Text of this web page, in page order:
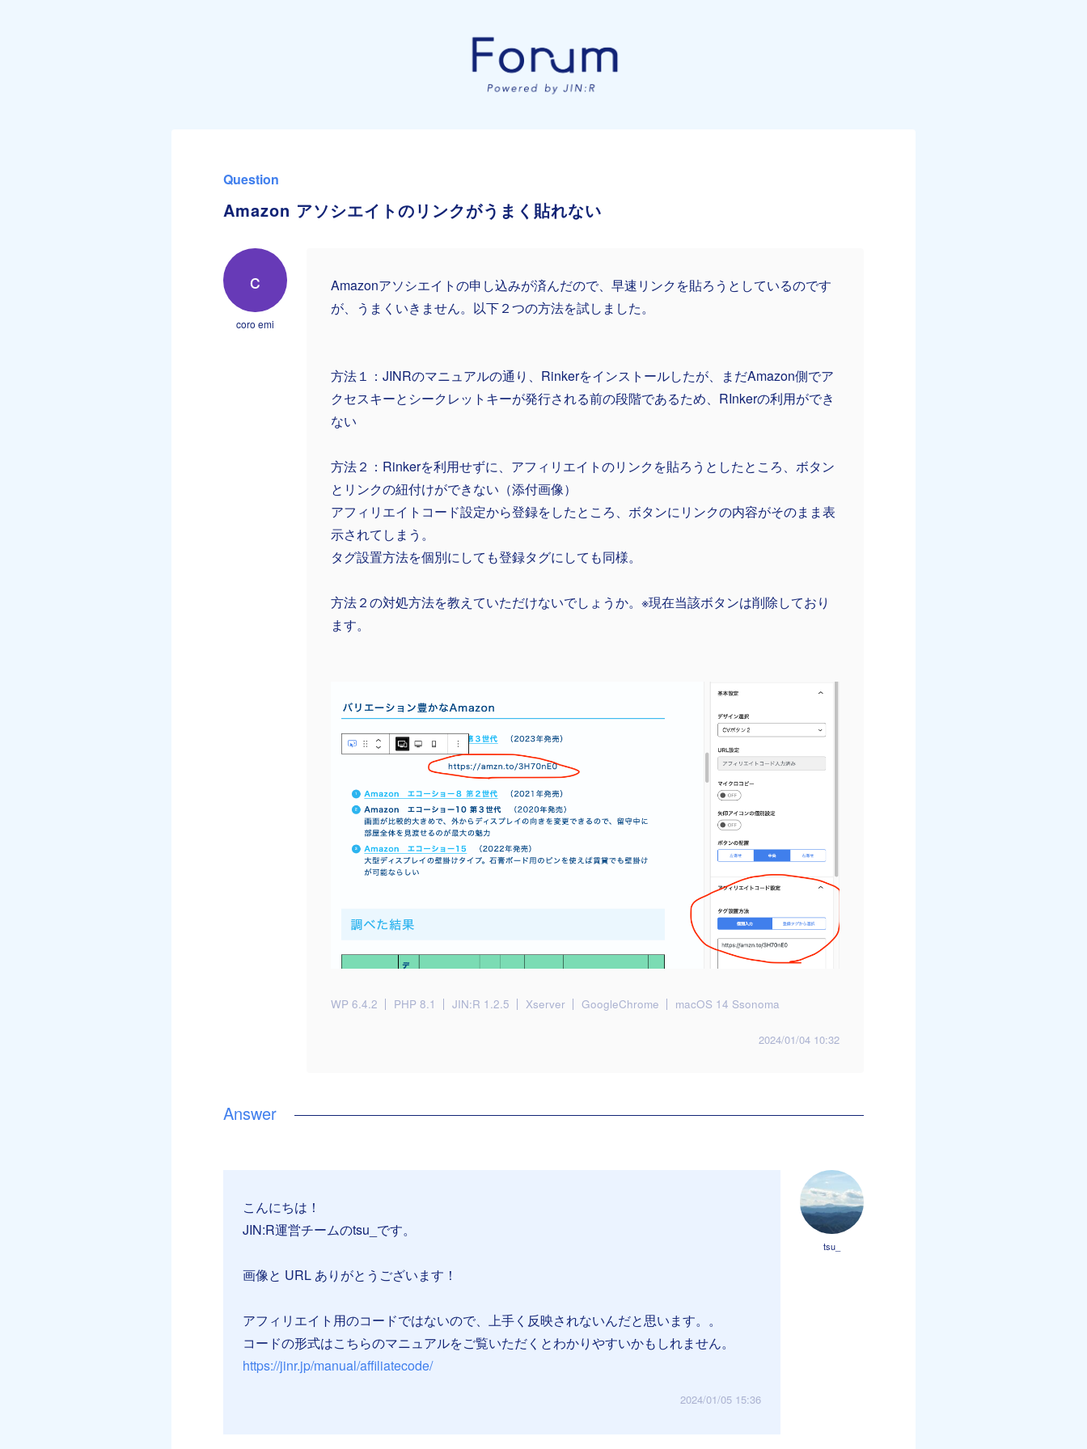
Question
Amazon アソシエイトのリンクがうまく貼れない
c
coro emi
Amazonアソシエイトの申し込みが済んだので、早速リンクを貼ろうとしているのです
が、うまくいきません。以下２つの方法を試しました。
方法１：JINRのマニュアルの通り、Rinkerをインストールしたが、まだAmazon側でア
クセスキーとシークレットキーが発行される前の段階であるため、RInkerの利用ができ
ない
方法２：Rinkerを利用せずに、アフィリエイトのリンクを貼ろうとしたところ、ボタン
とリンクの紐付けができない（添付画像）
アフィリエイトコード設定から登録をしたところ、ボタンにリンクの内容がそのまま表
示されてしまう。
タグ設置方法を個別にしても登録タグにしても同様。
方法２の対処方法を教えていただけないでしょうか。※現在当該ボタンは削除しており
ます。
WP 6.4.2 PHP 8.1 JIN:R 1.2.5 Xserver GoogleChrome macOS 14 Ssonoma
2024/01/04 10:32
tsu_
こんにちは！
JIN:R運営チームのtsu_です。
画像と URL ありがとうございます！
アフィリエイト用のコードではないので、上手く反映されないんだと思います。。
コードの形式はこちらのマニュアルをご覧いただくとわかりやすいかもしれません。
https://jinr.jp/manual/affiliatecode/
2024/01/05 15:36